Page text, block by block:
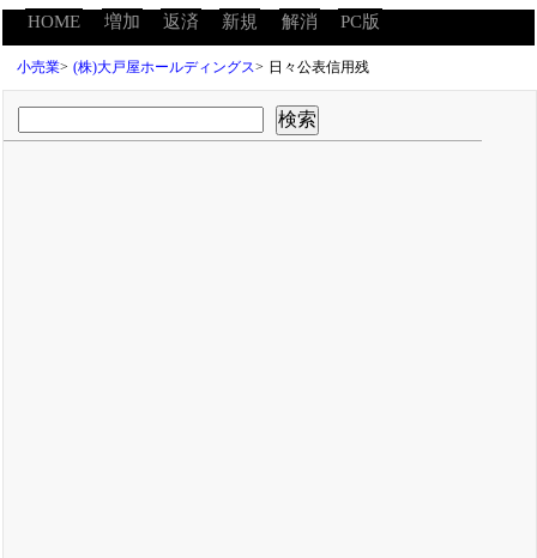
HOME 増加 返済 新規 解消 PC版
小売業> (株)大戸屋ホールディングス> 日々公表信用残